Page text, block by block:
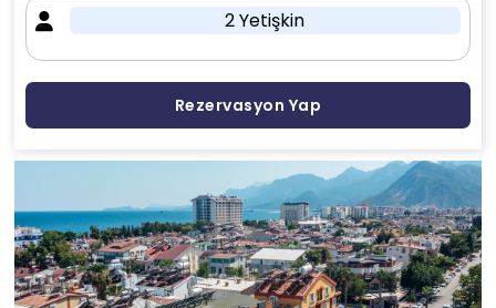
2 Yetişkin
Rezervasyon Yap